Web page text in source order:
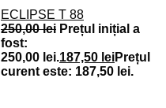
ECLIPSE T 88
250,00lei Prețul inițial a
fost:
250,00 lei.187,50 leiPrețul
curent este: 187,50 lei.